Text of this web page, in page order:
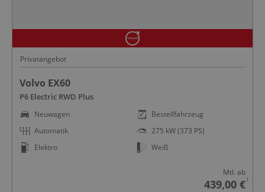
Privatangebot
Volvo EX60
P6 Electric RWD Plus
Neuwagen
Automatik
Elektro
Bestellfahrzeug
275 kW (373 PS)
Weiß
Mtl. ab
439,00 €1